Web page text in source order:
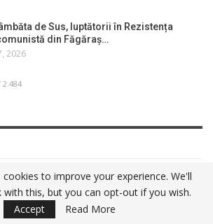
de Sus, luptătorii în Rezistența
din Făgăraș…
2026
2.484
Cultură
De Securitate: Preotul Vasile…
cookies to improve your experience. We'll
with this, but you can opt-out if you wish.
Accept
Read More